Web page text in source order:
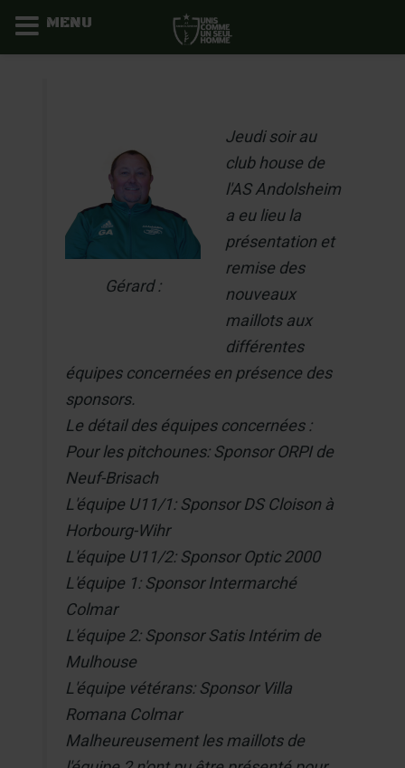
Gérard :
Jeudi soir au
club house de
l'AS Andolsheim
a eu lieu la
présentation et
remise des
nouveaux
maillots aux
différentes
équipes concernées en présence des
sponsors.
Le détail des équipes concernées :
Pour les pitchounes: Sponsor ORPI de
Neuf-Brisach
L'équipe U11/1: Sponsor DS Cloison à
Horbourg-Wihr
L'équipe U11/2: Sponsor Optic 2000
L'équipe 1: Sponsor Intermarché
Colmar
L'équipe 2: Sponsor Satis Intérim de
Mulhouse
L'équipe vétérans: Sponsor Villa
Romana Colmar
Malheureusement les maillots de
MENU